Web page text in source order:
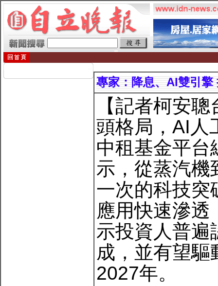
專家：降息、AI雙引擎
【記者柯安
頭格局，AI人
中租基金平台
示，從蒸汽機
一次的科技突
應用快速滲
示投資人普遍
成，並有望驅
2027年。